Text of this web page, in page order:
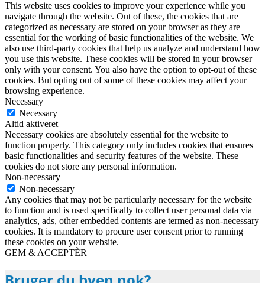
This website uses cookies to improve your experience while you
navigate through the website. Out of these, the cookies that are
categorized as necessary are stored on your browser as they are
essential for the working of basic functionalities of the website. We
also use third-party cookies that help us analyze and understand how
you use this website. These cookies will be stored in your browser
only with your consent. You also have the option to opt-out of these
cookies. But opting out of some of these cookies may affect your
browsing experience.
Necessary
Necessary
Altid aktiveret
Necessary cookies are absolutely essential for the website to
function properly. This category only includes cookies that ensures
basic functionalities and security features of the website. These
cookies do not store any personal information.
Non-necessary
Non-necessary
Any cookies that may not be particularly necessary for the website
to function and is used specifically to collect user personal data via
analytics, ads, other embedded contents are termed as non-necessary
cookies. It is mandatory to procure user consent prior to running
these cookies on your website.
GEM & ACCEPTÈR